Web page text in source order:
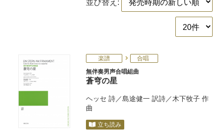
並び替え:
楽譜
合唱
無伴奏男声合唱組曲
蒼穹の星
ヘッセ 詩／島途健一 訳詩／木下牧子 作
曲
立ち読み